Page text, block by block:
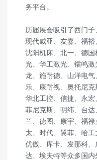
务平台。
历届展会吸引了西门子
现代威亚、友嘉、福裕
沈阳机床、北一、德
光、华工激光、镭鸣
龙、施耐德、山洋电
乐、康耐视、奥托尼克
华北工控、信捷、永宏
菲尼克斯、明纬、台
兰、德图、康宇、福
太、时代、翼菲、哈工
优傲、库卡、发那科
达、埃夫特等众多国内